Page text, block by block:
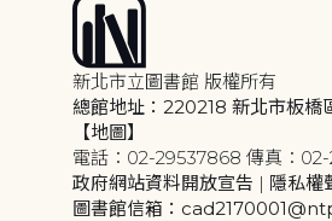
新北市立圖書館 版權所有
總館地址：220218 新北市板橋
【地圖】
電話：02-29537868 傳真：
政府網站資料開放宣告 | 隱私權
圖書館信箱：